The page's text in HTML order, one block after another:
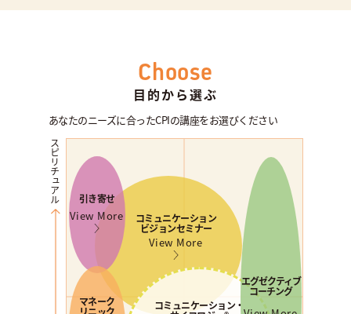
Choose
目的から選ぶ
あなたのニーズに合ったCPIの講座をお選びください
コミュニケーション
ビジョンセミナー
View More
コミュニケーション・
引き寄せ
View More
マネーク
エグゼクティブ
コーチング
スピリチュアル